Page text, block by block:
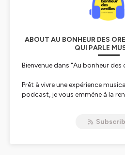
ABOUT AU BONHEUR DES
QUI PARLE
Bienvenue dans "Au bonheur des
Prêt à vivre une expérience
podcast, je vous emmène à la
Que vous soyez fans de rock, de